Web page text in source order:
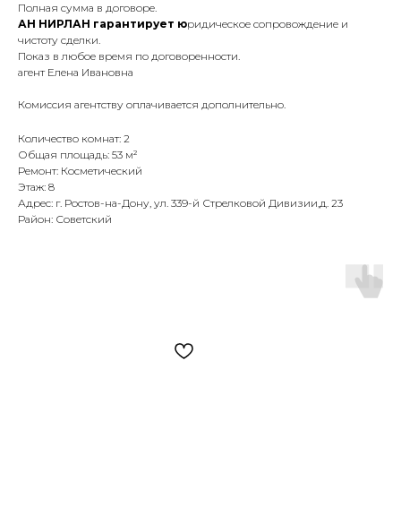
Полная сумма в договоре.
АН НИРЛАН гарантирует юридическое сопровождение и
чистоту сделки.
Показ в любое время по договоренности.
агент Елена Ивановна
Комиссия агентству оплачивается дополнительно.
Количество комнат: 2
Общая площадь: 53 м²
Ремонт: Косметический
Этаж: 8
Адрес: г. Ростов-на-Дону, ул. 339-й Стрелковой Дивизии,д. 23
Район: Советский